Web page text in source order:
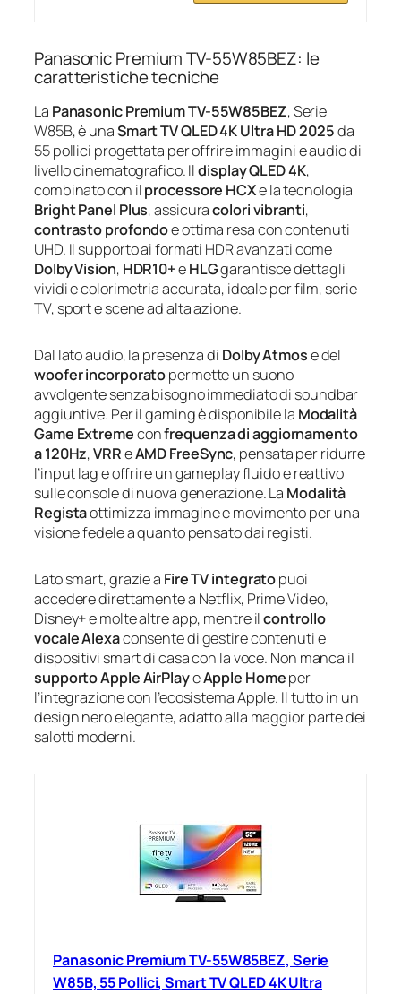
Panasonic Premium TV-55W85BEZ: le
caratteristiche tecniche
La Panasonic Premium TV-55W85BEZ, Serie
W85B, è unaSmart TV QLED 4K Ultra HD 2025da
55 pollici progettata per offrire immagini e audio di
livello cinematografico. Ildisplay QLED 4K,
combinato con ilprocessore HCXe la tecnologia
Bright Panel Plus, assicuracolori vibranti,
contrasto profondoe ottima resa con contenuti
UHD. Il supporto ai formati HDR avanzati come
Dolby Vision, HDR10+eHLGgarantisce dettagli
vividi e colorimetria accurata, ideale per film, serie
TV, sport e scene ad alta azione.
Dal lato audio, la presenza di Dolby Atmose del
woofer incorporatopermette un suono
avvolgente senza bisogno immediato di soundbar
aggiuntive. Per il gaming è disponibile la Modalità
Game Extremeconfrequenza di aggiornamento
a 120Hz,VRReAMD FreeSync, pensata per ridurre
l’input lag e offrire un gameplay fluido e reattivo
sulle console di nuova generazione. La Modalità
Registaottimizza immagine e movimento per una
visione fedele a quanto pensato dai registi.
Lato smart, grazie a Fire TV integratopuoi
accedere direttamente a Netflix, Prime Video,
Disney+ e molte altre app, mentre ilcontrollo
vocale Alexaconsente di gestire contenuti e
dispositivi smart di casa con la voce. Non manca il
supporto Apple AirPlayeApple Homeper
l’integrazione con l’ecosistema Apple. Il tutto in un
design nero elegante, adatto alla maggior parte dei
salotti moderni.
Panasonic Premium TV-55W85BEZ, Serie
W85B, 55 Pollici, Smart TV QLED 4K Ultra